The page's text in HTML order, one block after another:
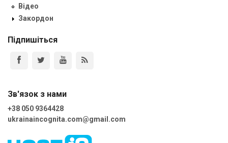
Відео
Закордон
Підпишіться
Зв'язок з нами
+38 050 9364428
ukrainaincognita.com@gmail.com